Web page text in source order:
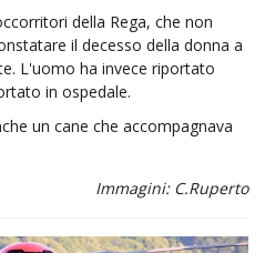
della Rega, che non
il decesso della donna a
L'uomo ha invece riportato
in ospedale.
un cane che accompagnava
Immagini: C.Ruperto